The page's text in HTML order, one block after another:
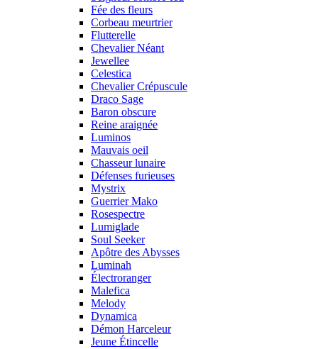
Fée des fleurs
Corbeau meurtrier
Flutterelle
Chevalier Néant
Jewellee
Celestica
Chevalier Crépuscule
Draco Sage
Baron obscure
Reine araignée
Luminos
Mauvais oeil
Chasseur lunaire
Défenses furieuses
Mystrix
Guerrier Mako
Rosespectre
Lumiglade
Soul Seeker
Apôtre des Abysses
Luminah
Électroranger
Malefica
Melody
Dynamica
Démon Harceleur
Jeune Étincelle